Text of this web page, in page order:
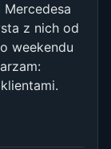
z nich od
weekendu